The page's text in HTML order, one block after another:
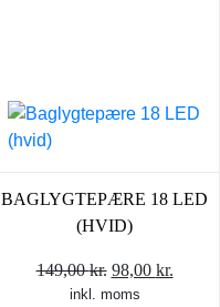
BAGLYGTEPÆRE 18 LED
(HVID)
149,00kr. Den
oprindelige
98,00 kr.
inkl. moms